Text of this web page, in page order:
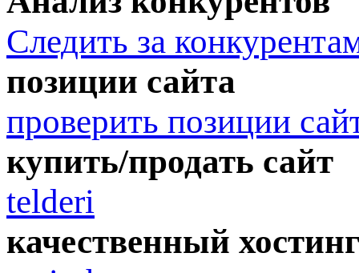
Следить за
позиции сайта
проверить позиции
купить/продать сайт
telderi
качественный